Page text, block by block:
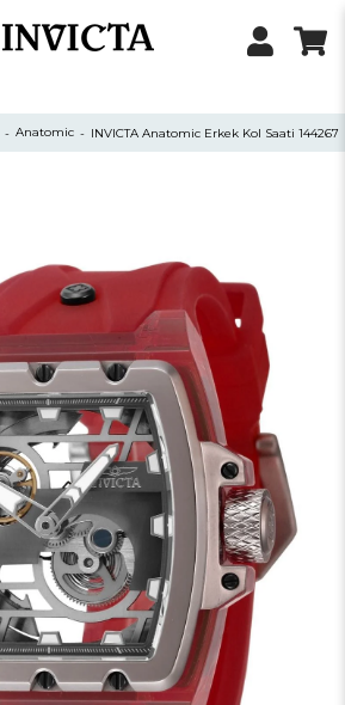
Anatomic INVICTA Anatomic Erkek Kol Saati 144267